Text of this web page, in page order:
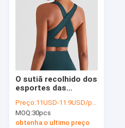
O sutiã recolhido dos
esportes das
cobertura total
cobre o exercício
traseiro do sutiã da
Preço:11USD-11.9USD/pcs
MOQ:30pcs
obtenha o ultimo preço